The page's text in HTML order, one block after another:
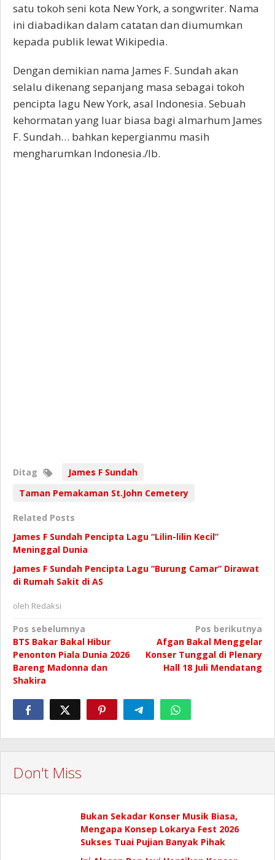
satu tokoh seni kota New York, a songwriter. Nama
ini diabadikan dalam catatan dan diumumkan
kepada publik lewat Wikipedia.
Dengan demikian nama James F. Sundah akan
selalu dikenang sepanjang masa sebagai tokoh
pencipta lagu New York, asal Indonesia. Sebuah
kehormatan yang luar biasa bagi almarhum James
F. Sundah… bahkan kepergianmu masih
mengharumkan Indonesia./Ib.
Ditag
James F Sundah
Taman Pemakaman St.John Cemetery
Related Posts
James F Sundah Pencipta Lagu “Lilin-lilin Kecil”
Meninggal Dunia
James F Sundah Pencipta Lagu “Burung Camar” Dirawat
di Rumah Sakit di AS
oleh Redaksi
Navigasi
pos
Pos sebelumnya
BTS Bakar Bakal Hibur
Penonton Piala Dunia 2026
Bareng Madonna dan
Shakira
Pos berikutnya
Afgan Bakal Menggelar
Konser Tunggal di Plenary
Hall 18 Juli Mendatang
Don't Miss
Bukan Sekadar Konser Musik Biasa,
Mengapa Konsep Lokarya Fest 2026
Sukses Tuai Pujian Banyak Pihak